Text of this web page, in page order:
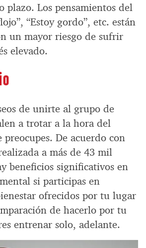
plazo. Los pensamientos del
“Estoy gordo”, etc. están
un mayor riesgo de sufrir
elevado.
de unirte al grupo de
a trotar a la hora del
De acuerdo con
a más de 43 mil
beneficios significativos en
si participas en
ofrecidos por tu lugar
de hacerlo por tu
entrenar solo, adelante.